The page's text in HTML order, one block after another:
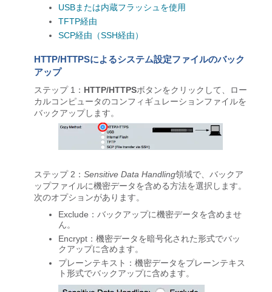
USBまたは内蔵フラッシュを使用
TFTP経由
SCP経由（SSH経由）
HTTP/HTTPSによるシステム設定ファイルのバック
アップ
ステップ 1： HTTP/HTTPSボタンをクリックして、ロー
カルコンピュータのコンフィギュレーションファイルを
バックアップします。
ステップ 2： Sensitive Data Handling領域で、バックア
ップファイルに機密データを含める方法を選択します。
次のオプションがあります。
Exclude ：バックアップに機密データを含めませ
ん。
Encrypt ：機密データを暗号化された形式でバッ
クアップに含めます。
プレーンテキスト ：機密データをプレーンテキス
ト形式でバックアップに含めます。